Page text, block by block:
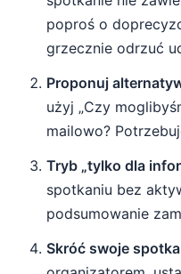
poproś o
grzecznie odrzuć
Proponuj
użyj „Czy
mailowo?
Tryb „tylko dla
spotkaniu bez
podsumowanie
Skróć swoje